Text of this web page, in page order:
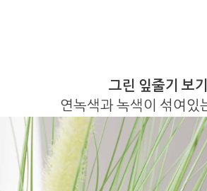
그린 잎줄기 보기
연녹색과 녹색이 섞여있